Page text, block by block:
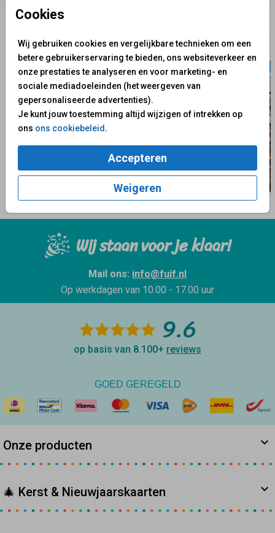
Cookies
Wij gebruiken cookies en vergelijkbare technieken om een
betere gebruikerservaring te bieden, ons websiteverkeer en
onze prestaties te analyseren en voor marketing- en
sociale mediadoeleinden (het weergeven van
gepersonaliseerde advertenties).
Je kunt jouw toestemming altijd wijzigen of intrekken op
ons ons cookiebeleid.
Accepteren
Weigeren
Wij staan voor je klaar!
Mail ons: info@fuif.nl
Op werkdagen van 10.00 - 17.00 uur
9.6
op basis van 8.100+ reviews
GOED GEREGELD
Onze producten
🎄 Kerst & Nieuwjaarskaarten